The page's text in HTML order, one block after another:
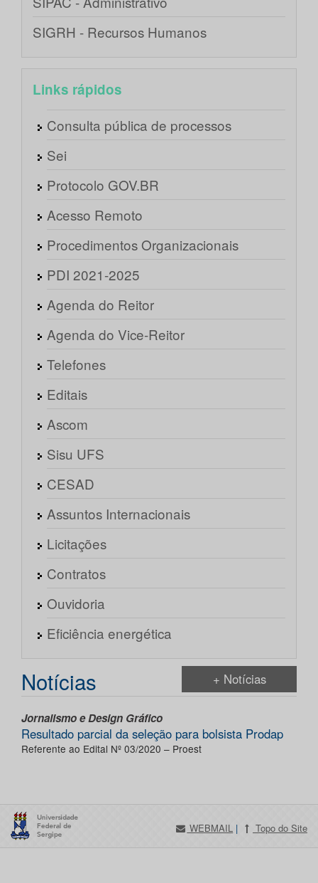
SIGRH - Recursos Humanos
Links rápidos
Consulta pública de processos
Sei
Protocolo GOV.BR
Acesso Remoto
Procedimentos Organizacionais
PDI 2021-2025
Agenda do Reitor
Agenda do Vice-Reitor
Telefones
Editais
Ascom
Sisu UFS
CESAD
Assuntos Internacionais
Licitações
Contratos
Ouvidoria
Eficiência energética
Notícias + Notícias
Jornalismo e Design Gráfico
Resultado parcial da seleção para bolsista Prodap
Referente ao Edital Nº 03/2020 – Proest
WEBMAIL | Topo do Site